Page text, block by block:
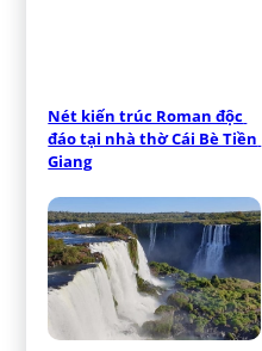
Nét kiến trúc Roman độc
đáo tại nhà thờ Cái Bè Tiền
Giang